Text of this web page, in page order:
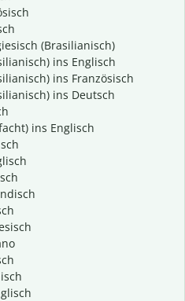
(Brasilianisch)
ins Englisch
ins Französisch
ins Deutsch
ins Englisch